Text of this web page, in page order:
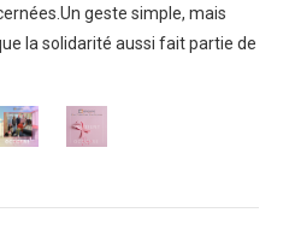
geste simple, mais
la solidarité aussi fait partie de